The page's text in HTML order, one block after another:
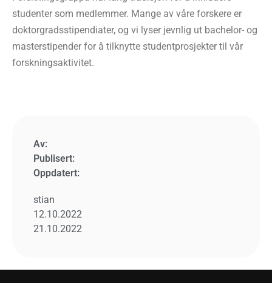
studenter som medlemmer. Mange av våre forskere er
doktorgradsstipendiater, og vi lyser jevnlig ut bachelor- og
masterstipender for å tilknytte studentprosjekter til vår
forskningsaktivitet.
Av:
Publisert:
Oppdatert:
stian
12.10.2022
21.10.2022